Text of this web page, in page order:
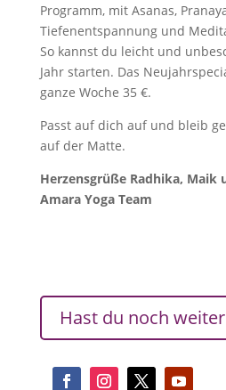
Programm, mit Asanas,
Tiefenentspannung und
So kannst du leicht und
Jahr starten. Das
ganze Woche 35 €.
Passt auf dich auf und bleib
auf der Matte.
Herzensgrüße Radhika, Maik
Amara Yoga Team
Hast du noch